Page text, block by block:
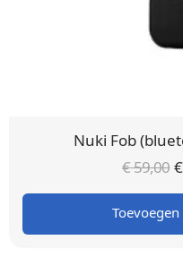
Nuki Fob
€59,00€